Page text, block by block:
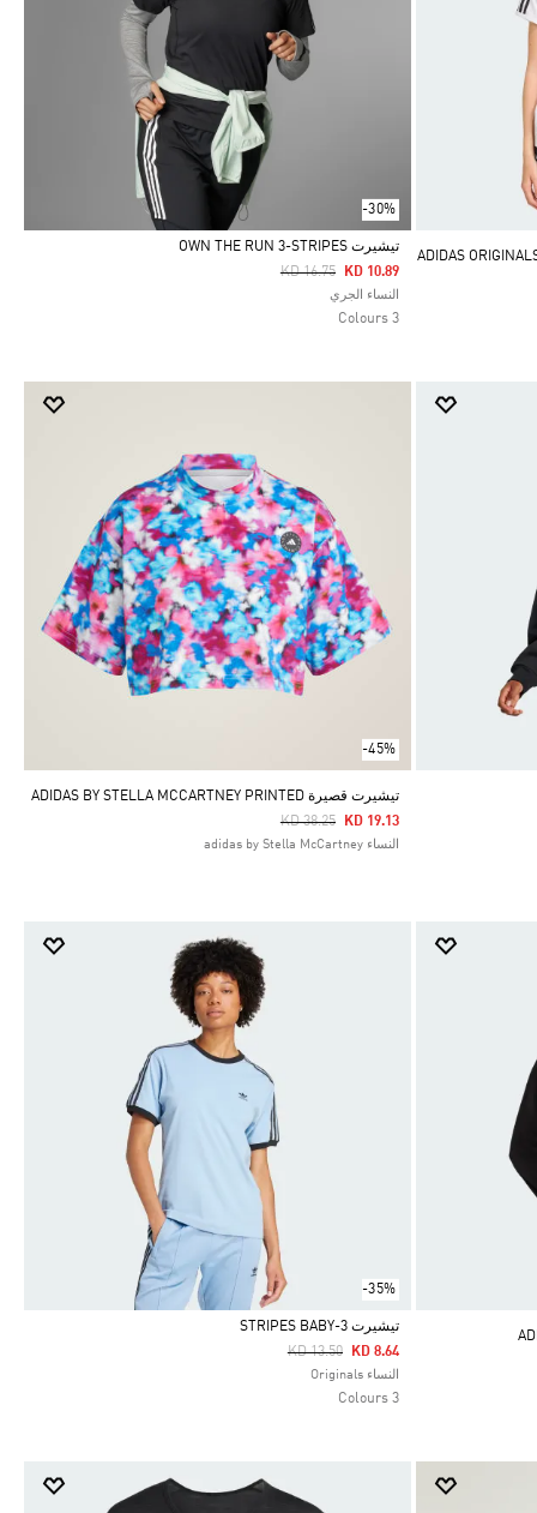
-30%
Selected
تيشيرت OWN THE RUN 3-STRIPES
Price Reduced From
KD 16.75ToKD 10.89
النساء الجري
3 Colours
-45%
تيشيرت قصيرة ADIDAS BY STELLA MCCARTNEY PRINTED
Price Reduced From
KD 38.25ToKD 19.13
النساء adidas by Stella McCartney
-35%
Selected
تيشيرت 3-STRIPES BABY
Price Reduced From
KD 13.50ToKD 8.64
النساء Originals
3 Colours